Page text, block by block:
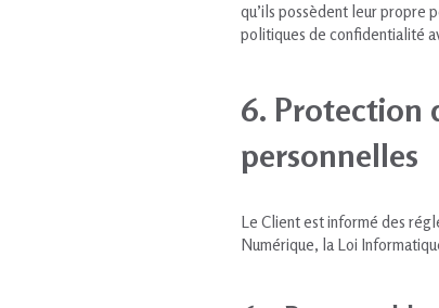
qu’ils possèdent leur propre
politiques de confidentialité
6. Protection
personnelles
Le Client est informé des
Numérique, la Loi